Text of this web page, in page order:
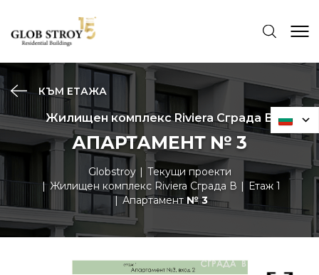
КЪМ ЕТАЖА
Жилищен комплекс Riviera Сграда В
АПАРТАМЕНТ № 3
Globstroy
Текущи проекти
Жилищен комплекс Riviera Сграда В
Етаж 1
Апартамент № 3